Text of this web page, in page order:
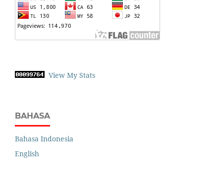
View My Stats
BAHASA
Bahasa Indonesia
English